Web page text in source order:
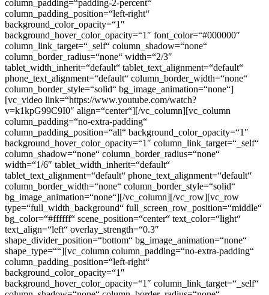
column_padding=“padding-2-percent“
column_padding_position=“left-right“
background_color_opacity=“1″
background_hover_color_opacity=“1″ font_color=“#000000″
column_link_target=“_self“ column_shadow=“none“
column_border_radius=“none“ width=“2/3″
tablet_width_inherit=“default“ tablet_text_alignment=“default“
phone_text_alignment=“default“ column_border_width=“none“
column_border_style=“solid“ bg_image_animation=“none“]
[vc_video link=“https://www.youtube.com/watch?
v=k1kpG99C9I0″ align=“center“][/vc_column][vc_column
column_padding=“no-extra-padding“
column_padding_position=“all“ background_color_opacity=“1″
background_hover_color_opacity=“1″ column_link_target=“_self“
column_shadow=“none“ column_border_radius=“none“
width=“1/6″ tablet_width_inherit=“default“
tablet_text_alignment=“default“ phone_text_alignment=“default“
column_border_width=“none“ column_border_style=“solid“
bg_image_animation=“none“][/vc_column][/vc_row][vc_row
type=“full_width_background“ full_screen_row_position=“middle“
bg_color=“#ffffff“ scene_position=“center“ text_color=“light“
text_align=“left“ overlay_strength=“0.3″
shape_divider_position=“bottom“ bg_image_animation=“none“
shape_type=““][vc_column column_padding=“no-extra-padding“
column_padding_position=“left-right“
background_color_opacity=“1″
background_hover_color_opacity=“1″ column_link_target=“_self“